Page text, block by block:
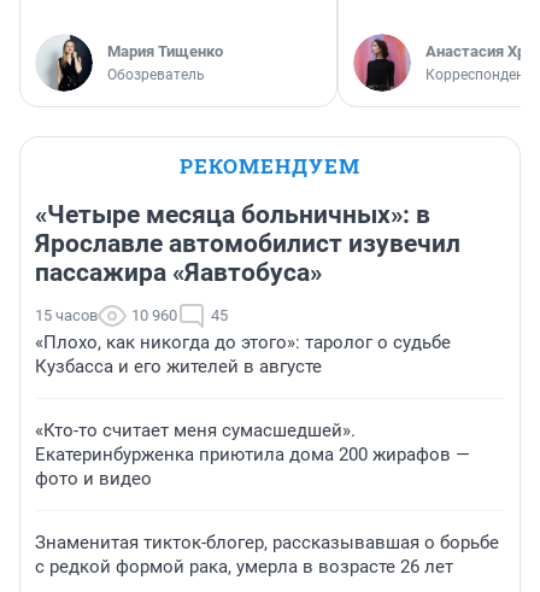
Мария Тищенко
Обозреватель
Анастасия
Корреспондент
РЕКОМЕНДУЕМ
«Четыре месяца больничных»: в
Ярославле автомобилист изувечил
пассажира «Яавтобуса»
15 часов 10 960 45
«Плохо, как никогда до этого»: таролог о судьбе
Кузбасса и его жителей в августе
«Кто-то считает меня сумасшедшей».
Екатеринбурженка приютила дома 200 жирафов —
фото и видео
Знаменитая тикток-блогер, рассказывавшая о борьбе
с редкой формой рака, умерла в возрасте 26 лет